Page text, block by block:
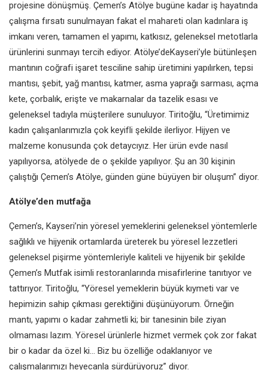
projesine dönüşmüş. Çemen’s Atölye bugüne kadar iş hayatında
çalışma fırsatı sunulmayan fakat el mahareti olan kadınlara iş
imkanı veren, tamamen el yapımı, katkısız, geleneksel metotlarla
ürünlerini sunmayı tercih ediyor. Atölye’deKayseri’yle bütünleşen
mantının coğrafi işaret tesciline sahip üretimini yapılırken, tepsi
mantısı, şebit, yağ mantısı, katmer, asma yaprağı sarması, açma
kete, çorbalık, erişte ve makarnalar da tazelik esası ve
geleneksel tadıyla müşterilere sunuluyor. Tiritoğlu, “Üretimimiz
kadın çalışanlarımızla çok keyifli şekilde ilerliyor. Hijyen ve
malzeme konusunda çok detaycıyız. Her ürün evde nasıl
yapılıyorsa, atölyede de o şekilde yapılıyor. Şu an 30 kişinin
çalıştığı Çemen’s Atölye, günden güne büyüyen bir oluşum” diyor.
Atölye’den mutfağa
Çemen’s, Kayseri’nin yöresel yemeklerini geleneksel yöntemlerle
sağlıklı ve hijyenik ortamlarda üreterek bu yöresel lezzetleri
geleneksel pişirme yöntemleriyle kaliteli ve hijyenik bir şekilde
Çemen’s Mutfak isimli restoranlarında misafirlerine tanıtıyor ve
tattırıyor. Tiritoğlu, “Yöresel yemeklerin büyük kıymeti var ve
hepimizin sahip çıkması gerektiğini düşünüyorum. Örneğin
mantı, yapımı o kadar zahmetli ki; bir tanesinin bile ziyan
olmaması lazım. Yöresel ürünlerle hizmet vermek çok zor fakat
bir o kadar da özel ki… Biz bu özelliğe odaklanıyor ve
çalışmalarımızı heyecanla sürdürüyoruz” diyor.